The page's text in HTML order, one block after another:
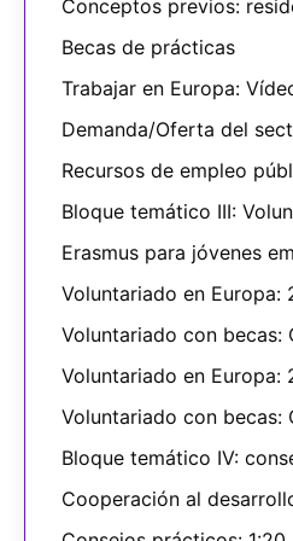
Conceptos previos:
Becas de prácticas
Trabajar en Europa:
Demanda/Oferta del
Recursos de empleo
Bloque temático III:
Erasmus para jóvenes
Voluntariado en Europa:
Voluntariado con becas:
Voluntariado en Europa:
Voluntariado con becas:
Bloque temático IV:
Cooperación al